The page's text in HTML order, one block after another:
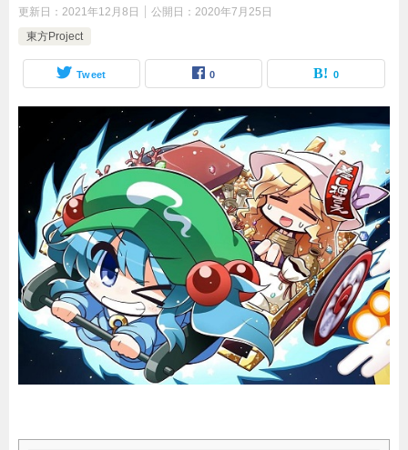
更新日： 2021年12月8日 公開日： 2020年7月25日
東方Project
Tweet 0 0